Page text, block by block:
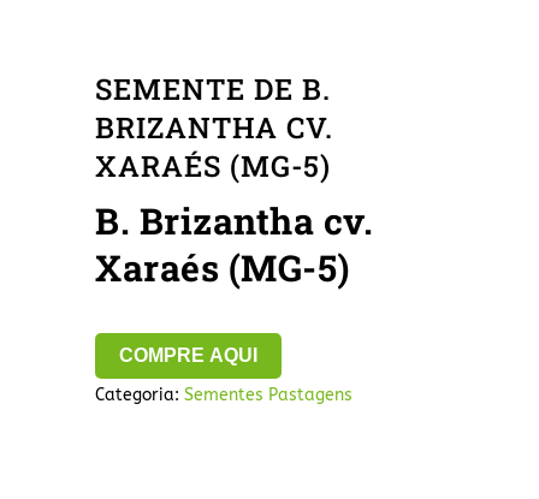
SEMENTE DE B.
BRIZANTHA CV.
XARAÉS (MG-5)
B. Brizantha cv.
Xaraés (MG-5)
COMPRE AQUI
Categoria: Sementes Pastagens